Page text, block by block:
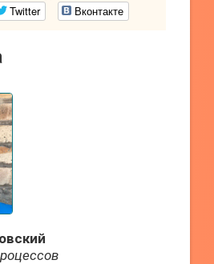
Twitter Вконтакте